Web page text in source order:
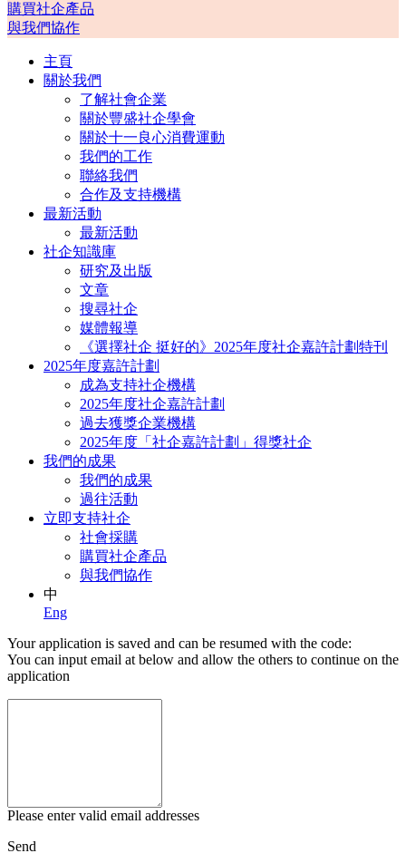
購買社企產品
與我們協作
主頁
關於我們
了解社會企業
關於豐盛社企學會
關於十一良心消費運動
我們的工作
聯絡我們
合作及支持機構
最新活動
最新活動
社企知識庫
研究及出版
文章
搜尋社企
媒體報導
《選擇社企 挺好的》2025年度社企嘉許計劃特刊
2025年度嘉許計劃
成為支持社企機構
2025年度社企嘉許計劃
過去獲獎企業機構
2025年度「社企嘉許計劃」得獎社企
我們的成果
我們的成果
過往活動
立即支持社企
社會採購
購買社企產品
與我們協作
中
Eng
Your application is saved and can be resumed with the code:
You can input email at below and allow the others to continue on the
application
Please enter valid email addresses
Send